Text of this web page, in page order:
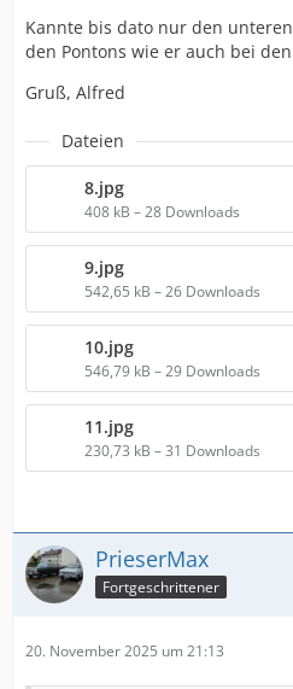
Kannte bis dato nur den
den Pontons wie er auch bei
Gruß, Alfred
Dateien
8.jpg
408 kB – 28 Downloads
9.jpg
542,65 kB – 26 Downloads
10.jpg
546,79 kB – 29 Downloads
11.jpg
230,73 kB – 31 Downloads
PrieserMax
Fortgeschrittener
20. November 2025 um 21:13